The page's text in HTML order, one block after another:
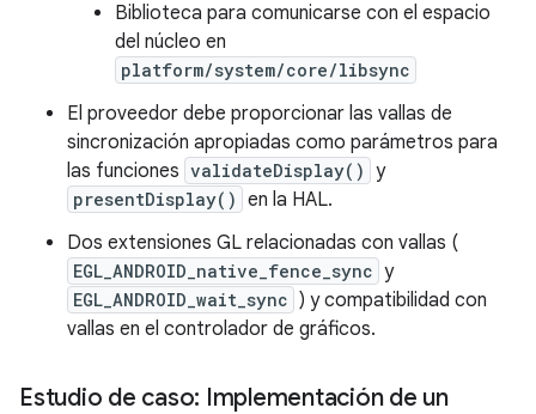
Biblioteca para comunicarse con el espacio
del núcleo en
platform/system/core/libsync
El proveedor debe proporcionar las vallas de
sincronización apropiadas como parámetros para
las funciones validateDisplay() y
presentDisplay() en la HAL.
Dos extensiones GL relacionadas con vallas (
EGL_ANDROID_native_fence_sync y
EGL_ANDROID_wait_sync ) y compatibilidad con
vallas en el controlador de gráficos.
Estudio de caso: Implementación de un